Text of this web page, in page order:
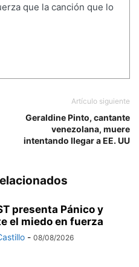
que la canción que lo
Artículo siguiente
Geraldine Pinto, cantante
venezolana, muere
intentando llegar a EE. UU
presenta Pánico y
el miedo en fuerza
- 08/08/2026